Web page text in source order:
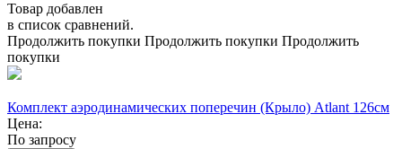
Товар добавлен
в список сравнений.
Продолжить покупки Продолжить покупки Продолжить
покупки
Комплект аэродинамических поперечин (Крыло) Atlant 126см
Цена:
По запросу